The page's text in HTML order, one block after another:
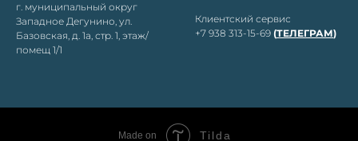
г. муниципальный округ
Западное Дегунино, ул.
Базовская, д. 1а, стр. 1, этаж/
помещ 1/1
Клиентский сервис
+7 938 313-15-69 (ТЕЛЕГРАМ)
Made on Tilda